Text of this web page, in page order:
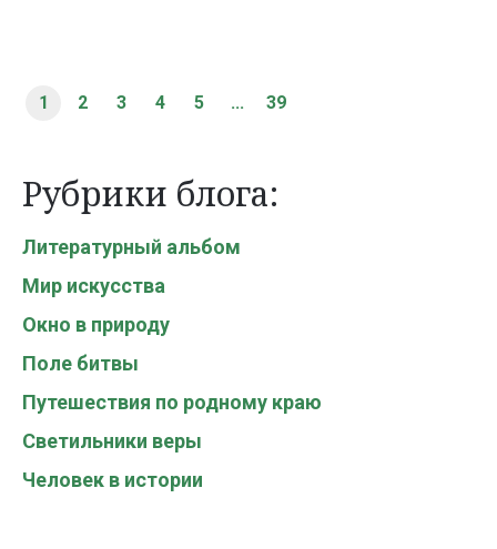
1 2 3 4 5 ... 39
Рубрики блога:
Литературный альбом
Мир искусства
Окно в природу
Поле битвы
Путешествия по родному краю
Светильники веры
Человек в истории